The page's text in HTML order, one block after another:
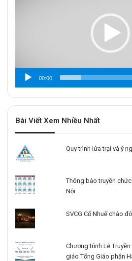
00:00
Bài Viết Xem Nhiều Nhất
Quy trình lửa trại và ý
Thông báo truyền chức
Nội
SVCG Cổ Nhuế chào
Chương trình Lễ
giáo Tổng Giáo phận